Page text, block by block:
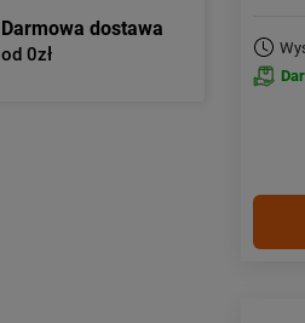
Darmowa dostawa
od 0zł